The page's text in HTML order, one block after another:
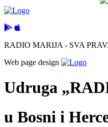
RADIO MARIJA - SVA
Web page design
Udruga
u Bosni i